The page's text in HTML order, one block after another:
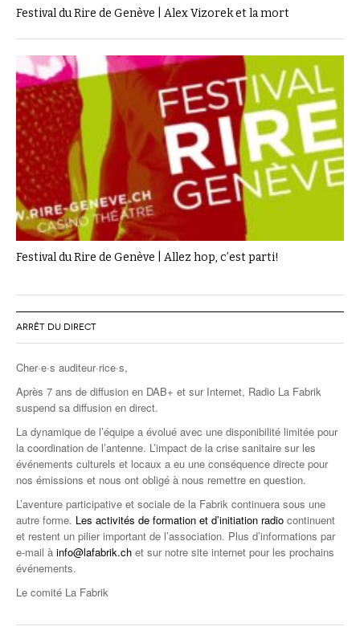
Festival du Rire de Genève | Alex Vizorek et la mort
Festival du Rire de Genève | Allez hop, c’est parti!
ARRÊT DU DIRECT
Cher·e·s auditeur·rice·s,
Après 7 ans de diffusion en DAB+ et sur Internet, Radio La Fabrik
suspend sa diffusion en direct.
La dynamique de l’équipe a évolué avec une disponibilité limitée pour
la coordination de l’antenne. L’impact de la crise sanitaire sur les
événements culturels et locaux a eu une conséquence directe pour
nos émissions et nous ont obligé à nous remettre en question.
L’aventure participative et sociale de la Fabrik continuera sous une
autre forme. Les activités de formation et d’initiation radio continuent
et restent un pilier important de l’association. Plus d’informations par
e-mail à info@lafabrik.ch et sur notre site internet pour les prochains
événements.
Le comité La Fabrik